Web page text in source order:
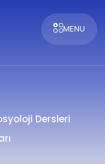
MENU
Dersleri